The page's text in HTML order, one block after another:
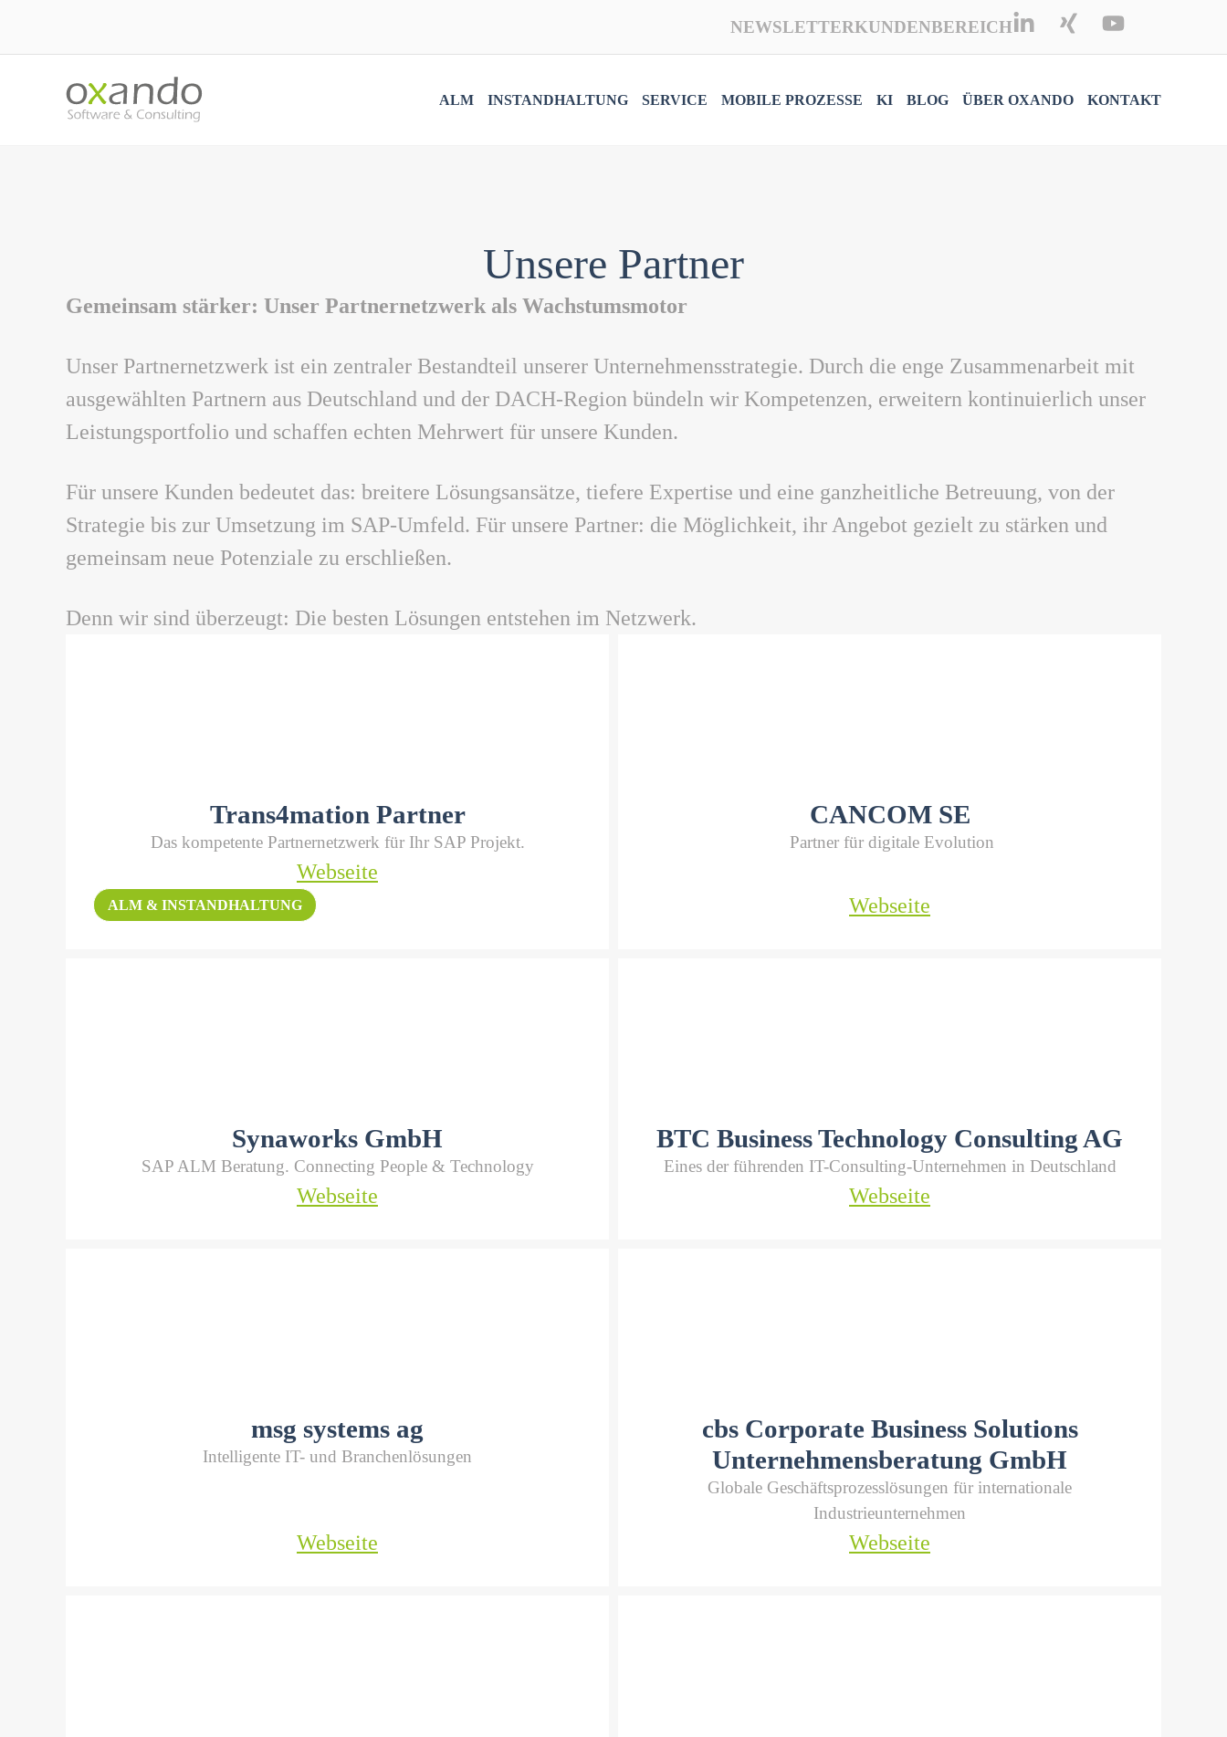
NEWSLETTERKUNDENBEREICH
ALM INSTANDHALTUNG SERVICE MOBILE PROZESSE KI BLOG ÜBER OXANDO KONTAKT
Unsere Partner
Gemeinsam stärker: Unser Partnernetzwerk als Wachstumsmotor
Unser Partnernetzwerk ist ein zentraler Bestandteil unserer Unternehmensstrategie. Durch die enge Zusammenarbeit mit
ausgewählten Partnern aus Deutschland und der DACH-Region bündeln wir Kompetenzen, erweitern kontinuierlich unser
Leistungsportfolio und schaffen echten Mehrwert für unsere Kunden.
Für unsere Kunden bedeutet das: breitere Lösungsansätze, tiefere Expertise und eine ganzheitliche Betreuung, von der
Strategie bis zur Umsetzung im SAP-Umfeld. Für unsere Partner: die Möglichkeit, ihr Angebot gezielt zu stärken und
gemeinsam neue Potenziale zu erschließen.
Denn wir sind überzeugt: Die besten Lösungen entstehen im Netzwerk.
Trans4mation Partner
Das kompetente Partnernetzwerk für Ihr SAP Projekt.
Webseite
ALM & INSTANDHALTUNG
CANCOM SE
Partner für digitale Evolution
Webseite
Synaworks GmbH
SAP ALM Beratung. Connecting People & Technology
Webseite
BTC Business Technology Consulting AG
Eines der führenden IT-Consulting-Unternehmen in Deutschland
Webseite
msg systems ag
Intelligente IT- und Branchenlösungen
Webseite
cbs Corporate Business Solutions
Unternehmensberatung GmbH
Globale Geschäftsprozesslösungen für internationale
Industrieunternehmen
Webseite